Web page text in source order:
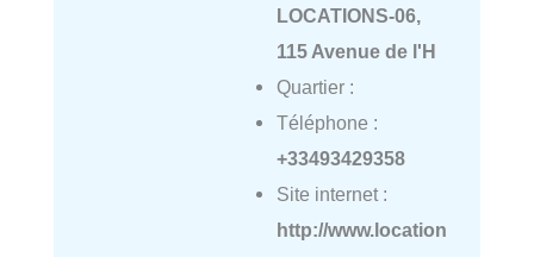
LOCATIONS-06,
115 Avenue de l'H
Quartier :
Téléphone :
+33493429358
Site internet :
http://www.location